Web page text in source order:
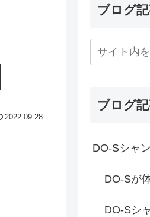
2022.09.28
ブログ
ブログ
DO-Sシャ
DO-Sが
DO-Sシ